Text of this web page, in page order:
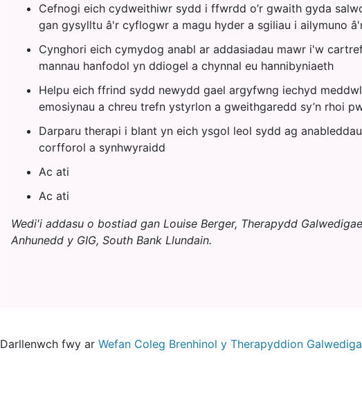
Cefnogi eich cydweithiwr sydd i ffwrdd o’r gwaith gyda
gan gysylltu â'r cyflogwr a magu hyder a sgiliau i ailymuno
Cynghori eich cymydog anabl ar addasiadau mawr i'w
mannau hanfodol yn ddiogel a chynnal eu hannibyniaeth
Helpu eich ffrind sydd newydd gael argyfwng iechyd
emosiynau a chreu trefn ystyrlon a gweithgaredd sy’n rhoi
Darparu therapi i blant yn eich ysgol leol sydd ag
corfforol a synhwyraidd
Ac ati
Ac ati
Wedi'i addasu o bostiad gan Louise Berger, Therapydd
Anhunedd y GIG, South Bank Llundain.
Darllenwch fwy ar Wefan Coleg Brenhinol y Therapyddion